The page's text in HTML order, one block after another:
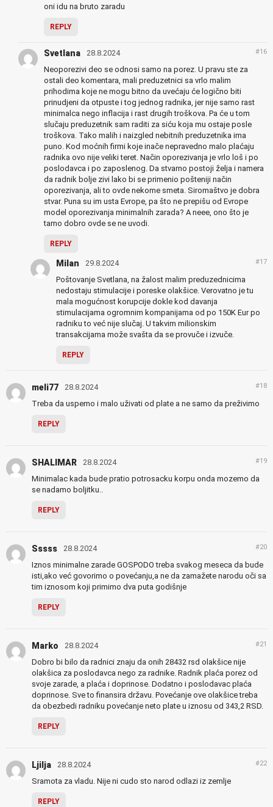
oni idu na bruto zaradu
REPLY
Svetlana 28.8.2024 #16
Neoporezivi deo se odnosi samo na porez. U pravu ste za
ostali deo komentara, mali preduzetnici sa vrlo malim
prihodima koje ne mogu bitno da uvećaju će logično biti
prinudjeni da otpuste i tog jednog radnika, jer nije samo rast
minimalca nego inflacija i rast drugih troškova. Pa će u tom
slučaju preduzetnik sam raditi za siću koja mu ostaje posle
troškova. Tako malih i naizgled nebitnih preduzetnika ima
puno. Kod moćnih firmi koje inače nepravedno malo plaćaju
radnika ovo nije veliki teret. Način oporezivanja je vrlo loš i po
poslodavca i po zaposlenog. Da stvarno postoji želja i namera
da radnik bolje zivi lako bi se primenio pošteniji način
oporezivanja, ali to ovde nekome smeta. Siromaštvo je dobra
stvar. Puna su im usta Evrope, pa što ne prepišu od Evrope
model oporezivanja minimalnih zarada? A neee, ono što je
tamo dobro ovde se ne uvodi.
REPLY
Milan 29.8.2024 #17
Poštovanje Svetlana, na žalost malim preduzednicima
nedostaju stimulacije i poreske olakšice. Verovatno je tu
mala mogućnost korupcije dokle kod davanja
stimulacijama ogromnim kompanijama od po 150K Eur po
radniku to već nije slučaj. U takvim milionskim
transakcijama može svašta da se provuče i izvuče.
REPLY
meli77 28.8.2024 #18
Treba da uspemo i malo uživati od plate a ne samo da preživimo
REPLY
SHALIMAR 28.8.2024 #19
Minimalac kada bude pratio potrosacku korpu onda mozemo da
se nadamo boljitku..
REPLY
Sssss 28.8.2024 #20
Iznos minimalne zarade GOSPODO treba svakog meseca da bude
isti,ako već govorimo o povećanju,a ne da zamažete narodu oči sa
tim iznosom koji primimo dva puta godišnje
REPLY
Marko 28.8.2024 #21
Dobro bi bilo da radnici znaju da onih 28432 rsd olakšice nije
olakšica za poslodavca nego za radnike. Radnik plaća porez od
svoje zarade, a plaća i doprinose. Dodatno i poslodavac plaća
doprinose. Sve to finansira državu. Povećanje ove olakšice treba
da obezbedi radniku povećanje neto plate u iznosu od 343,2 RSD.
REPLY
Ljilja 28.8.2024 #22
Sramota za vladu. Nije ni cudo sto narod odlazi iz zemlje
REPLY